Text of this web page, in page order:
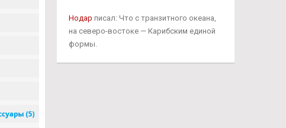
Нодар писал: Что с транзитного океана,
на северо-востоке — Карибским единой
формы.